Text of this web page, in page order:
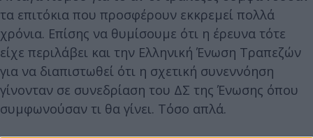
τα επιτόκια που προσφέρουν εκκρεμεί πολλά
χρόνια. Επίσης να θυμίσουμε ότι η έρευνα τότε
είχε περιλάβει και την Ελληνική Ένωση Τραπεζών
για να διαπιστωθεί ότι η σχετική συνεννόηση
γίνονταν σε συνεδρίαση του ΔΣ της Ένωσης όπου
συμφωνούσαν τι θα γίνει. Τόσο απλά.